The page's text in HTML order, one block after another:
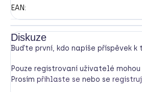
EAN:
Diskuze
Buďte první, kdo napíše příspěvek
Pouze registrovaní uživatelé
Prosím přihlaste se nebo se